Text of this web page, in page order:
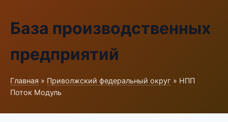
База производственных
предприятий
Главная » Приволжский федеральный округ » НПП
Поток Модуль